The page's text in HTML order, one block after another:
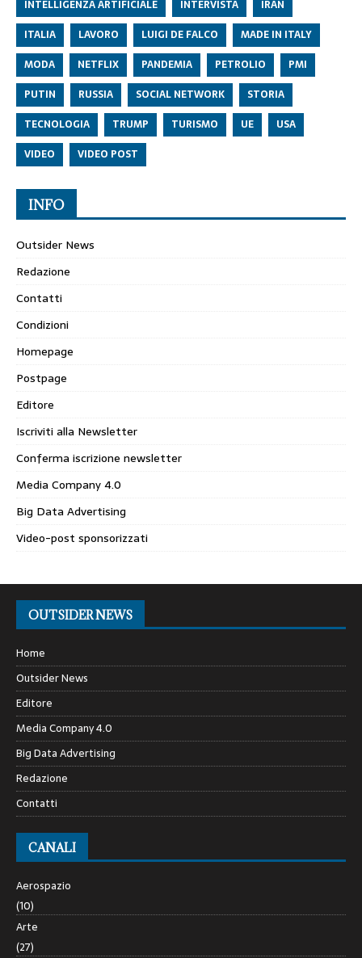
INTELLIGENZA ARTIFICIALE INTERVISTA
IRAN
ITALIA
LAVORO LUIGI DE FALCO
MADE IN ITALY
MODA
NETFLIX PANDEMIA PETROLIO
PMI
PUTIN
RUSSIA SOCIAL NETWORK
STORIA
TECNOLOGIA
TRUMP TURISMO UE
USA
VIDEO
VIDEO POST
INFO
Outsider News
Redazione
Contatti
Condizioni
Homepage
Postpage
Editore
Iscriviti alla Newsletter
Conferma iscrizione newsletter
Media Company 4.0
Big Data Advertising
Video-post sponsorizzati
OUTSIDER NEWS
Home
Outsider News
Editore
Media Company 4.0
Big Data Advertising
Redazione
Contatti
CANALI
Aerospazio
(10)
Arte
(27)